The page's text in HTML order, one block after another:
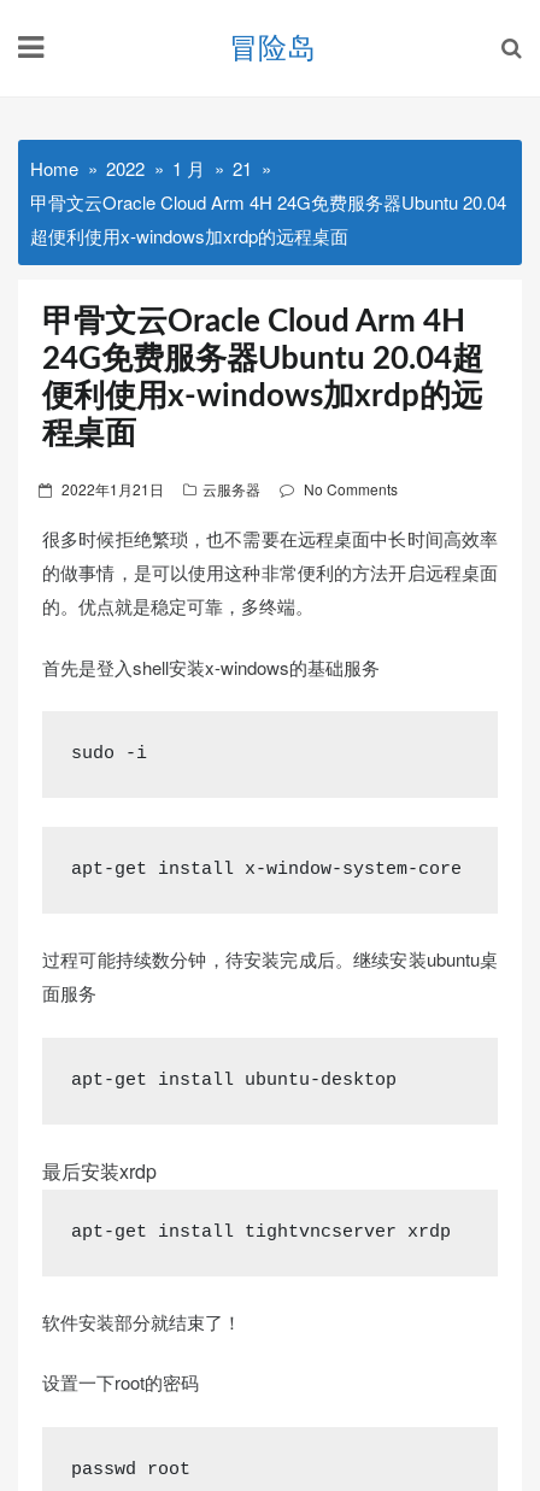
冒险岛
Home 2022 1 月
21
甲骨文云Oracle Cloud Arm 4H 24G免费服务器Ubuntu 20.04
超便利使用x-windows加xrdp的远程桌面
甲骨文云Oracle Cloud Arm 4H
24G免费服务器Ubuntu 20.04超
便利使用x-windows加xrdp的远
程桌面
Posted
2022年1月21日 云服务器 No Comments
很多时候拒绝繁琐，也不需要在远程桌面中长时间高效率
的做事情，是可以使用这种非常便利的方法开启远程桌面
的。优点就是稳定可靠，多终端。
首先是登入shell安装x-windows的基础服务
sudo -i
apt-get install x-window-system-core
过程可能持续数分钟，待安装完成后。继续安装ubuntu桌
面服务
apt-get install ubuntu-desktop
最后安装xrdp
apt-get install tightvncserver xrdp
软件安装部分就结束了！
设置一下root的密码
passwd root